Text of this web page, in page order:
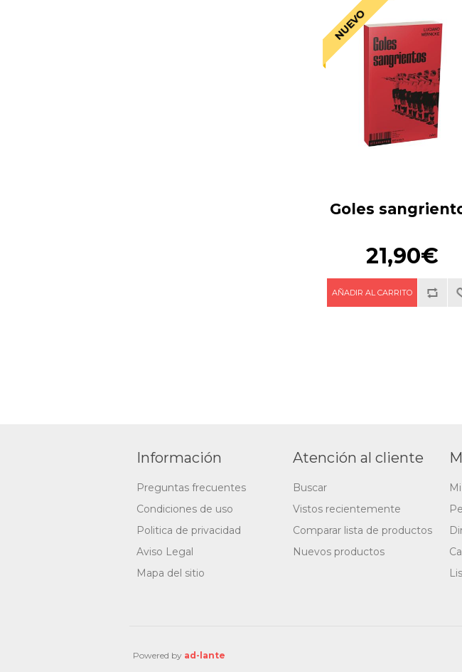
NUEVO
Goles
21,90€
Información
Preguntas frecuentes
Condiciones de uso
Politica de privacidad
Aviso Legal
Mapa del sitio
Atención al cliente
Buscar
Vistos recientemente
Comparar lista de productos
Nuevos productos
Powered by ad-lante